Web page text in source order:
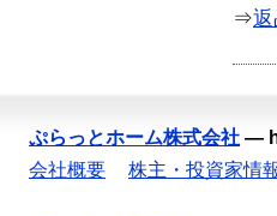
⇒
ぷらっとホーム株式会社 —
会社概要
株主・投資家情